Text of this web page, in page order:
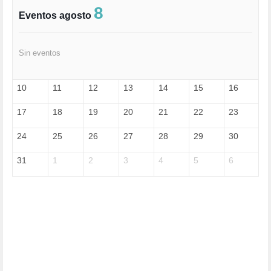
FELICIDAD (1)
FRANCISCO (5)
GUERRA (133)
HUMOR (1)
IA (1)
INMIGRACIÓN (145)
Eventos agosto 8
Sin eventos
10 11 12 13 14 15 16
17 18 19 20 21 22 23
24 25 26 27 28 29 30
31 1 2 3 4 5 6